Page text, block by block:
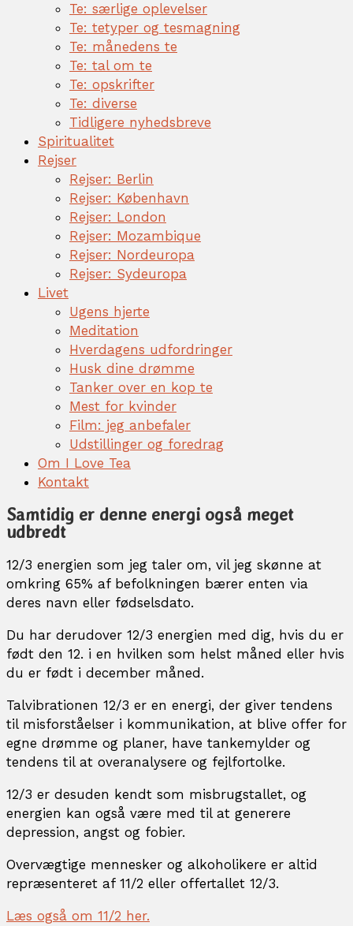
Te: særlige oplevelser
Te: tetyper og tesmagning
Te: månedens te
Te: tal om te
Te: opskrifter
Te: diverse
Tidligere nyhedsbreve
Spiritualitet
Rejser
Rejser: Berlin
Rejser: København
Rejser: London
Rejser: Mozambique
Rejser: Nordeuropa
Rejser: Sydeuropa
Livet
Ugens hjerte
Meditation
Hverdagens udfordringer
Husk dine drømme
Tanker over en kop te
Mest for kvinder
Film: jeg anbefaler
Udstillinger og foredrag
Om I Love Tea
Kontakt
Samtidig er denne energi også meget
udbredt
12/3 energien som jeg taler om, vil jeg skønne at
omkring 65% af befolkningen bærer enten via
deres navn eller fødselsdato.
Du har derudover 12/3 energien med dig, hvis du er
født den 12. i en hvilken som helst måned eller hvis
du er født i december måned.
Talvibrationen 12/3 er en energi, der giver tendens
til misforståelser i kommunikation, at blive offer for
egne drømme og planer, have tankemylder og
tendens til at overanalysere og fejlfortolke.
12/3 er desuden kendt som misbrugstallet, og
energien kan også være med til at generere
depression, angst og fobier.
Overvægtige mennesker og alkoholikere er altid
repræsenteret af 11/2 eller offertallet 12/3.
Læs også om 11/2 her.